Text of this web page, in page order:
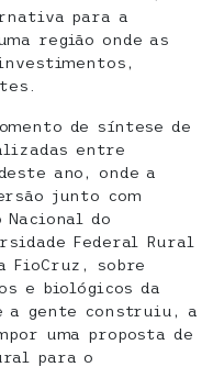
para a
região onde as
de síntese de
entre
ano, onde a
junto com
do
Federal Rural
FioCruz, sobre
e biológicos da
a gente construiu, a
uma proposta de
para o